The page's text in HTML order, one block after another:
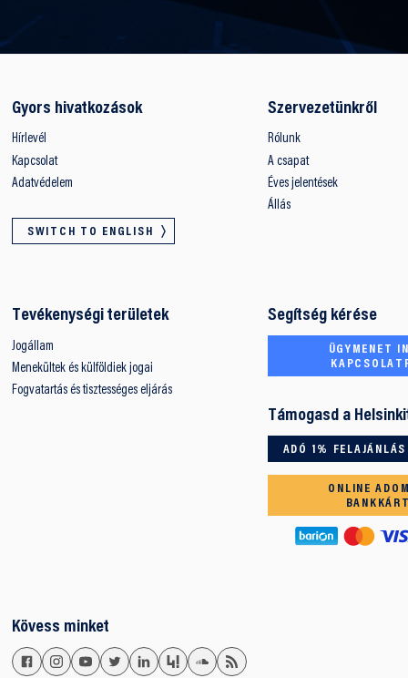
Gyors hivatkozások
Hírlevél
Kapcsolat
Adatvédelem
SWITCH TO ENGLISH
Szervezetünkről
Rólunk
A csapat
Éves jelentések
Állás
Tevékenységi területek
Jogállam
Menekültek és külföldiek jogai
Fogvatartás és tisztességes eljárás
Segítség kérése
ÜGYMENET
Támogasd a
ADÓ 1% FELAJÁNLÁS
ONLINE
Kövess minket